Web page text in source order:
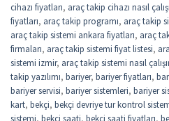
cihazı fiyatları, araç takip cihazı nasıl
fiyatları, araç takip programı, araç takip
araç takip sistemi ankara fiyatları, araç
firmaları, araç takip sistemi fiyat listesi,
sistemi izmir, araç takip sistemi nasıl çalışır
takip yazılımı, bariyer, bariyer fiyatları,
bariyer servisi, bariyer sistemleri, bariyer
kart, bekçi, bekçi devriye tur kontrol
sistemi, bekçi saati, bekçi saati fiyatları,